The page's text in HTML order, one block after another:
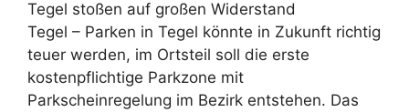
Tegel stoßen auf großen Widerstand
Tegel – Parken in Tegel könnte in Zukunft richtig
teuer werden, im Ortsteil soll die erste
kostenpflichtige Parkzone mit
Parkscheinregelung im Bezirk entstehen. Das